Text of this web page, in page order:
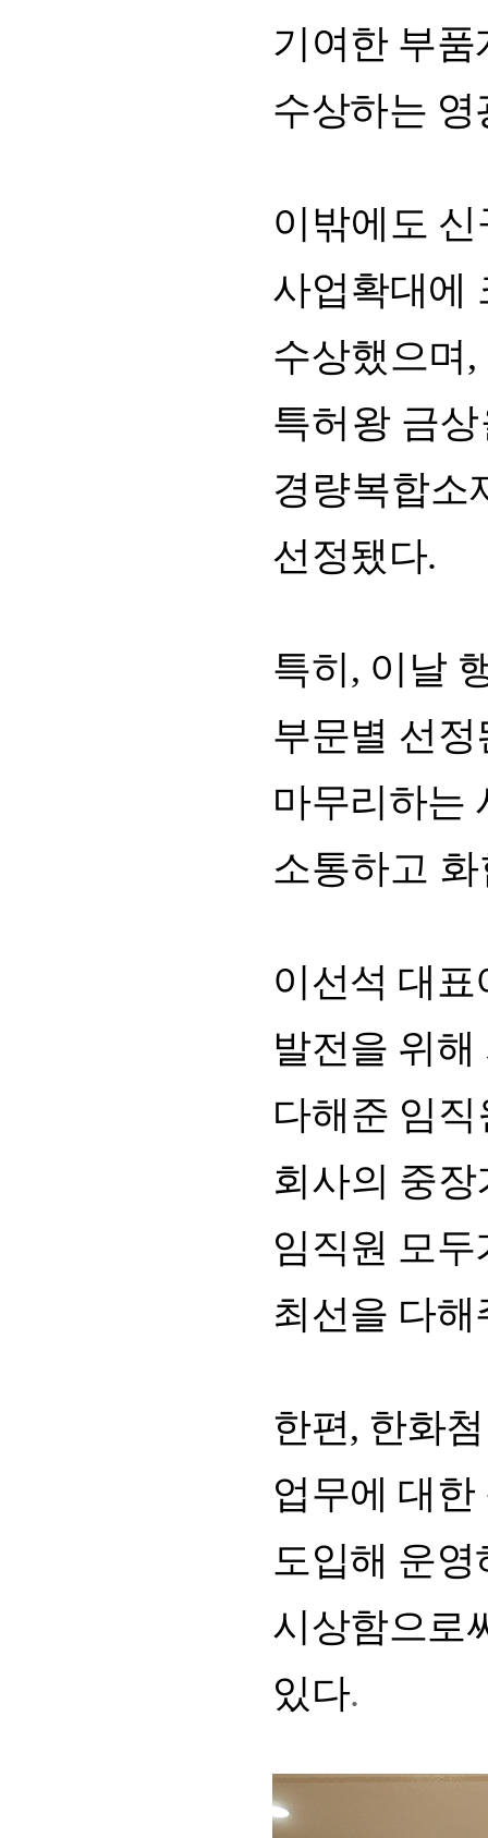
기여한 부품
수상하는 영
이밖에도 신
사업확대에
수상했으며 ,
특허왕 금
경량복합소
선정됐다.
특히 , 이날
부문별 선정
마무리하는
소통하고
이선석 대표
발전을 위해
다해준 임직
회사의 중장
임직원 모두
최선을 다해
한편, 한화
업무에 대한
도입해 운영
시상함으로
있다.